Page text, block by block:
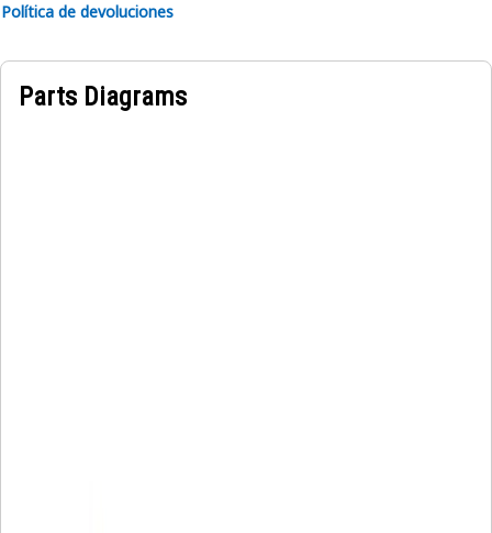
Política de devoluciones
Parts Diagrams